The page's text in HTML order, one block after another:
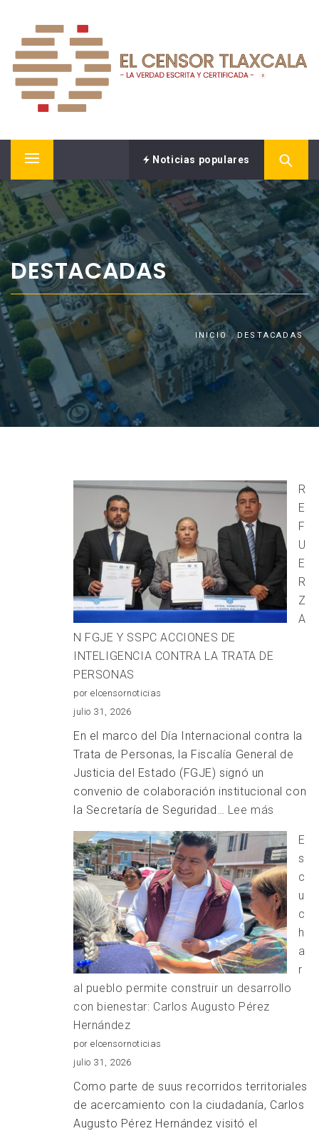
contenido
EL CENSOR NOTICIAS
Menú
principal
Noticias populares
DESTACADAS
INICIO DESTACADAS
R
E
F
U
E
R
Z
A
N FGJE Y SSPC ACCIONES DE
INTELIGENCIA CONTRA LA TRATA DE
PERSONAS
por elcensornoticias
julio 31, 2026
En el marco del Día Internacional contra la
Trata de Personas, la Fiscalía General de
Justicia del Estado (FGJE) signó un
convenio de colaboración institucional con
la Secretaría de Seguridad… Lee más
FGJE
Y
SSPC
DE
CONTRA
LA
TRATA
E
s
c
u
c
h
a
r
al pueblo permite construir un desarrollo
con bienestar: Carlos Augusto Pérez
Hernández
por elcensornoticias
julio 31, 2026
Como parte de suus recorridos territoriales
de acercamiento con la ciudadanía, Carlos
Augusto Pérez Hernández visitó el